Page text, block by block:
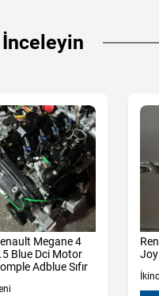
Megane 4
Blue Dci Motor
Adblue Sıfır